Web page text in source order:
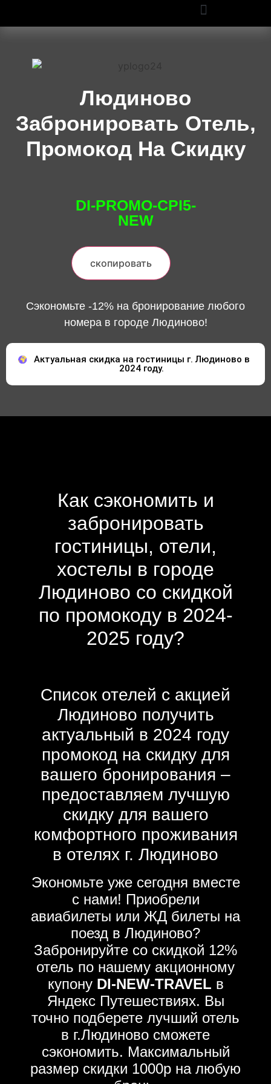
Людиново
Забронировать Отель,
Промокод На Скидку
DI-PROMO-CPI5-
NEW
скопировать
Сэкономьте -12% на бронирование любого
номера в городе Людиново!
Актуальная скидка на гостиницы г. Людиново в
2024 году.
Как сэкономить и
забронировать
гостиницы, отели,
хостелы в городе
Людиново со скидкой
по промокоду в 2024-
2025 году?
Список отелей с акцией
Людиново получить
актуальный в 2024 году
промокод на скидку для
вашего бронирования –
предоставляем лучшую
скидку для вашего
комфортного проживания
в отелях г. Людиново
Экономьте уже сегодня вместе
с нами! Приобрели
авиабилеты или ЖД билеты на
поезд в Людиново?
Забронируйте со скидкой 12%
отель по нашему акционному
купону DI-NEW-TRAVEL в
Яндекс Путешествиях. Вы
точно подберете лучший отель
в г.Людиново сможете
сэкономить. Максимальный
размер скидки 1000р на любую